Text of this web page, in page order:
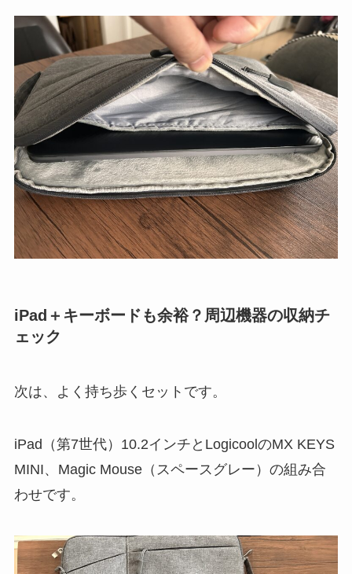
iPad＋キーボードも余裕？周辺機器の収納チ
ェック
次は、よく持ち歩くセットです。
iPad（第7世代）10.2インチとLogicoolのMX KEYS
MINI、Magic Mouse（スペースグレー）の組み合
わせです。